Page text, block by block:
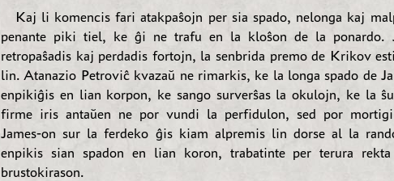
Kaj li komencis fari atakpaŝojn per sia spado, nelonga kaj
penante piki tiel, ke ĝi ne trafu en la kloŝon de la ponardo.
retropaŝadis kaj perdadis fortojn, la senbrida premo de Krikov
lin. Atanazio Petroviĉ kvazaŭ ne rimarkis, ke la longa spado de
enpikiĝis en lian korpon, ke sango surverŝas la okulojn, ke la
firme iris antaŭen ne por vundi la perfidulon, sed por
James-on sur la ferdeko ĝis kiam alpremis lin dorse al la
enpikis sian spadon en lian koron, trabatinte per terura
brustokirason.